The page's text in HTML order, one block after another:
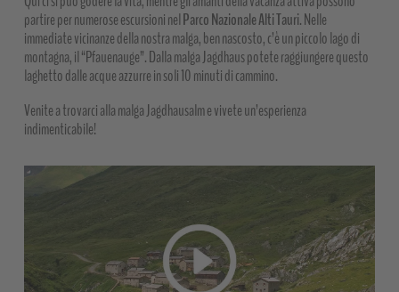
partire per numerose escursioni nelParco Nazionale Alti Tauri. Nelle
immediate vicinanze della nostra malga, ben nascosto, c’è un piccolo lago di
montagna, il “Pfauenauge”. Dalla malga Jagdhaus potete raggiungere questo
laghetto dalle acque azzurre in soli 10 minuti di cammino.
Venite a trovarci alla malga Jagdhausalm e vivete un’esperienza
indimenticabile!